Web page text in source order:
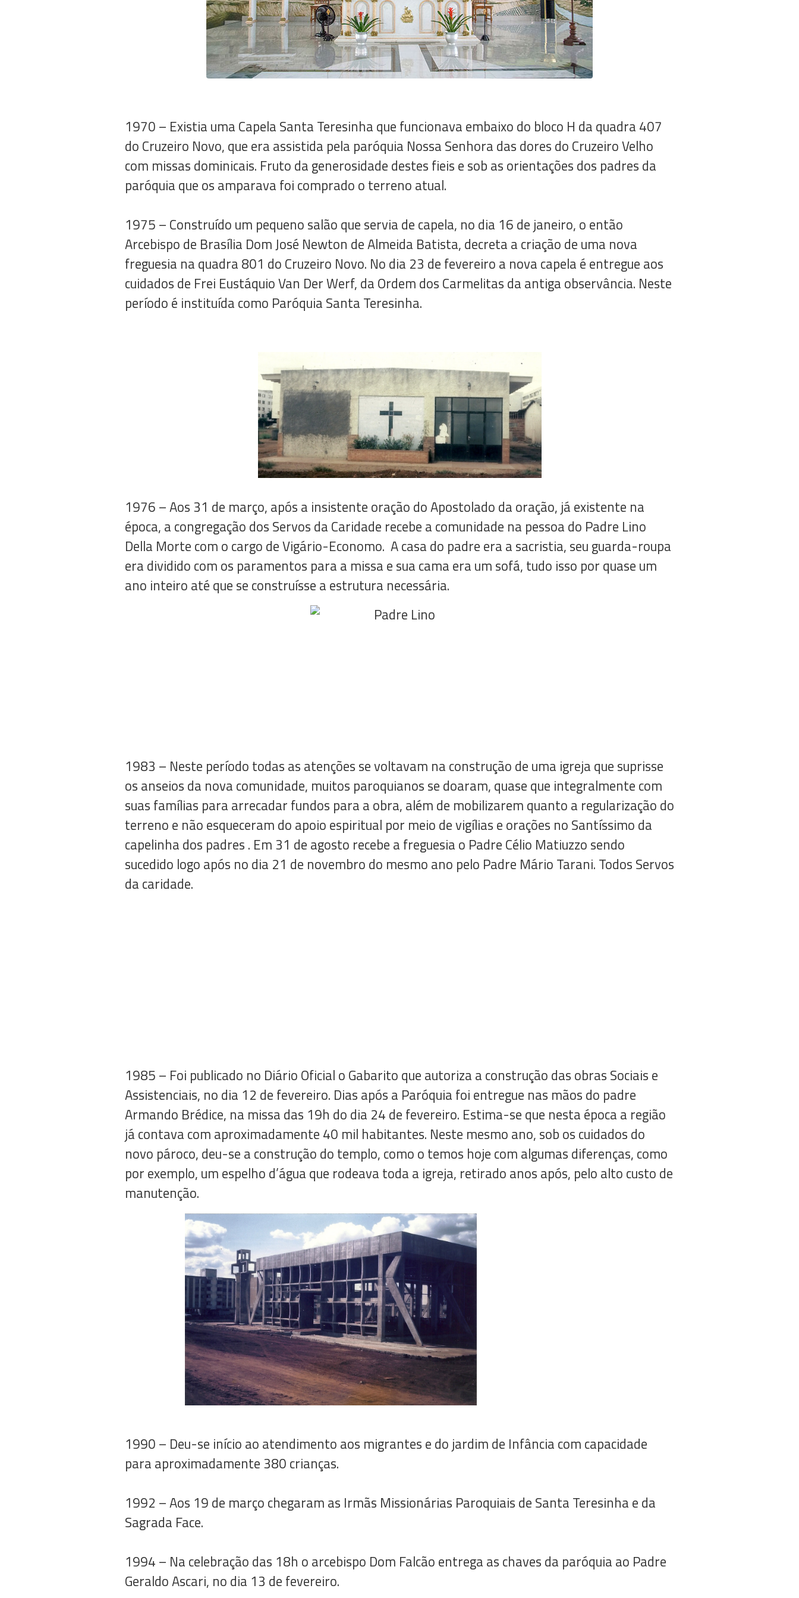
1970 – Existia uma Capela Santa Teresinha que funcionava embaixo do bloco H da quadra 407
do Cruzeiro Novo, que era assistida pela paróquia Nossa Senhora das dores do Cruzeiro Velho
com missas dominicais. Fruto da generosidade destes fieis e sob as orientações dos padres da
paróquia que os amparava foi comprado o terreno atual.
1975 – Construído um pequeno salão que servia de capela, no dia 16 de janeiro, o então
Arcebispo de Brasília Dom José Newton de Almeida Batista, decreta a criação de uma nova
freguesia na quadra 801 do Cruzeiro Novo. No dia 23 de fevereiro a nova capela é entregue aos
cuidados de Frei Eustáquio Van Der Werf, da Ordem dos Carmelitas da antiga observância. Neste
período é instituída como Paróquia Santa Teresinha.
1976 – Aos 31 de março, após a insistente oração do Apostolado da oração, já existente na
época, a congregação dos Servos da Caridade recebe a comunidade na pessoa do Padre Lino
Della Morte com o cargo de Vigário-Economo. A casa do padre era a sacristia, seu guarda-roupa
era dividido com os paramentos para a missa e sua cama era um sofá, tudo isso por quase um
ano inteiro até que se construísse a estrutura necessária.
1983 – Neste período todas as atenções se voltavam na construção de uma igreja que suprisse
os anseios da nova comunidade, muitos paroquianos se doaram, quase que integralmente com
suas famílias para arrecadar fundos para a obra, além de mobilizarem quanto a regularização do
terreno e não esqueceram do apoio espiritual por meio de vigílias e orações no Santíssimo da
capelinha dos padres . Em 31 de agosto recebe a freguesia o Padre Célio Matiuzzo sendo
sucedido logo após no dia 21 de novembro do mesmo ano pelo Padre Mário Tarani. Todos Servos
da caridade.
1985 – Foi publicado no Diário Oficial o Gabarito que autoriza a construção das obras Sociais e
Assistenciais, no dia 12 de fevereiro. Dias após a Paróquia foi entregue nas mãos do padre
Armando Brédice, na missa das 19h do dia 24 de fevereiro. Estima-se que nesta época a região
já contava com aproximadamente 40 mil habitantes. Neste mesmo ano, sob os cuidados do
novo pároco, deu-se a construção do templo, como o temos hoje com algumas diferenças, como
por exemplo, um espelho d’água que rodeava toda a igreja, retirado anos após, pelo alto custo de
manutenção.
1990 – Deu-se início ao atendimento aos migrantes e do jardim de Infância com capacidade
para aproximadamente 380 crianças.
1992 – Aos 19 de março chegaram as Irmãs Missionárias Paroquiais de Santa Teresinha e da
Sagrada Face.
1994 – Na celebração das 18h o arcebispo Dom Falcão entrega as chaves da paróquia ao Padre
Geraldo Ascari, no dia 13 de fevereiro.